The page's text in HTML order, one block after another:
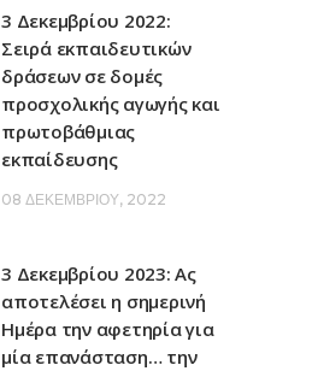
3 Δεκεμβρίου 2022:
Σειρά εκπαιδευτικών
δράσεων σε δομές
προσχολικής αγωγής και
πρωτοβάθμιας
εκπαίδευσης
08 ΔΕΚΕΜΒΡΊΟΥ, 2022
3 Δεκεμβρίου 2023: Ας
αποτελέσει η σημερινή
Ημέρα την αφετηρία για
μία επανάσταση… την